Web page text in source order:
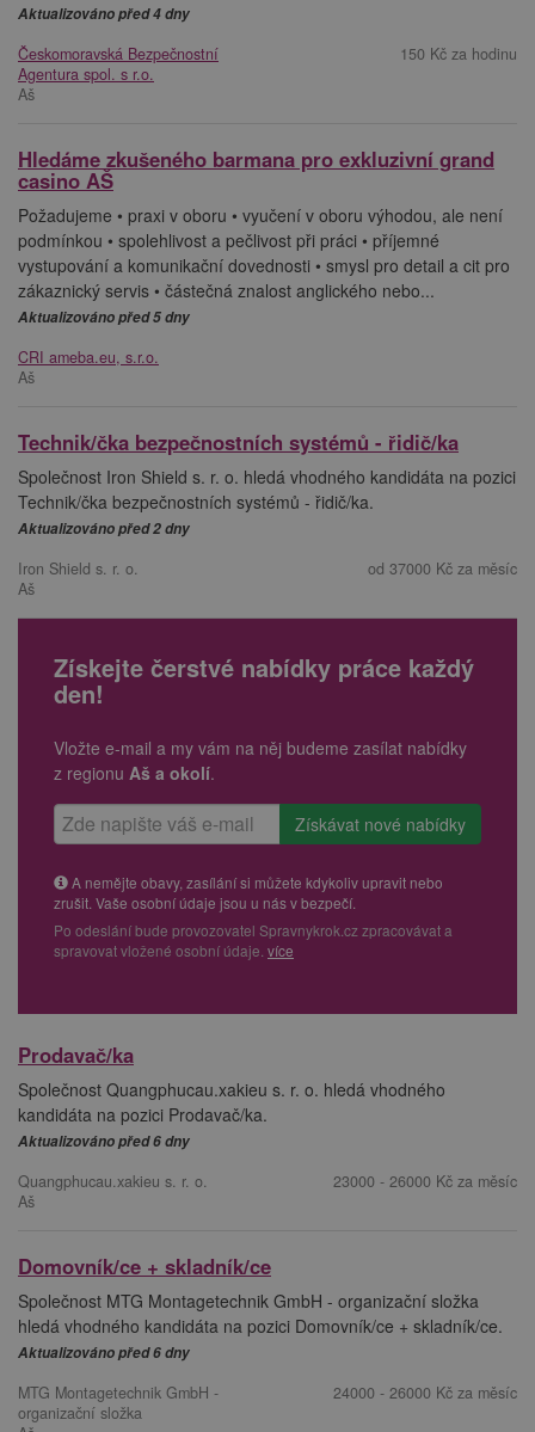
Aktualizováno před 4 dny
Českomoravská Bezpečnostní
Agentura spol. s r.o.
Aš
150 Kč za hodinu
Hledáme zkušeného barmana pro exkluzivní grand
casino AŠ
Požadujeme • praxi v oboru • vyučení v oboru výhodou, ale není
podmínkou • spolehlivost a pečlivost při práci • příjemné
vystupování a komunikační dovednosti • smysl pro detail a cit pro
zákaznický servis • částečná znalost anglického nebo...
Aktualizováno před 5 dny
CRI ameba.eu, s.r.o.
Aš
Technik/čka bezpečnostních systémů - řidič/ka
Společnost Iron Shield s. r. o. hledá vhodného kandidáta na pozici
Technik/čka bezpečnostních systémů - řidič/ka.
Aktualizováno před 2 dny
Iron Shield s. r. o.
Aš
od 37000 Kč za měsíc
Získejte čerstvé nabídky práce každý
den!
Vložte e-mail a my vám na něj budeme zasílat nabídky
z regionu Aš a okolí.
A nemějte obavy, zasílání si můžete kdykoliv upravit nebo
zrušit. Vaše osobní údaje jsou u nás v bezpečí.
Po odeslání bude provozovatel Spravnykrok.cz zpracovávat a
spravovat vložené osobní údaje. více
Prodavač/ka
Společnost Quangphucau.xakieu s. r. o. hledá vhodného
kandidáta na pozici Prodavač/ka.
Aktualizováno před 6 dny
Quangphucau.xakieu s. r. o.
Aš
23000 - 26000 Kč za měsíc
Domovník/ce + skladník/ce
Společnost MTG Montagetechnik GmbH - organizační složka
hledá vhodného kandidáta na pozici Domovník/ce + skladník/ce.
Aktualizováno před 6 dny
MTG Montagetechnik GmbH -
organizační složka
24000 - 26000 Kč za měsíc